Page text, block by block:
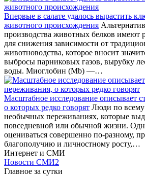
Впервые в салате удалось вырастить
животного происхождения
производства животных белков имеют
для снижения зависимости от
животноводства, которое вносит
выбросы парниковых газов, вырубку
воды. Миоглобин (Mb) —…
Масштабное исследование описывает
о которых редко говорят Люди по
необычных переживаниях, которые
повседневной или обычной жизни.
оцениваться совершенно по-разному,
благополучию и личностному росту,…
Интернет и СМИ
Новости СМИ2
Главное за сутки